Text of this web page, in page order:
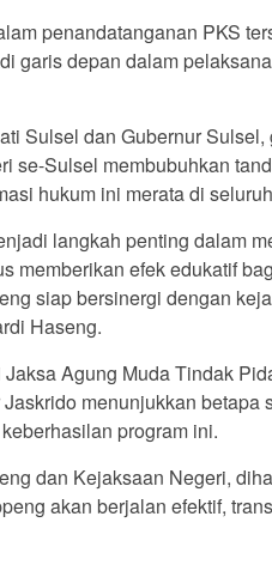
penandatanganan PKS
garis depan dalam
Sulsel dan Gubernur
se-Sulsel membubuhkan
hukum ini merata di
langkah penting dalam
memberikan efek edukatif
siap bersinergi dengan
Haseng.
Agung Muda Tindak
menunjukkan betapa
program ini.
dan Kejaksaan Negeri,
akan berjalan efektif,